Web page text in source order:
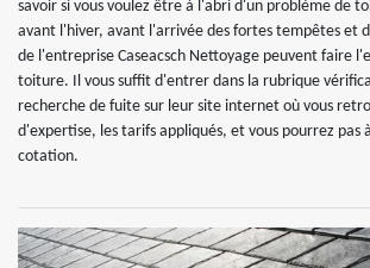
savoir si vous voulez être à l'abri d'un problème de
avant l'hiver, avant l'arrivée des fortes tempêtes et
de l'entreprise Caseacsch Nettoyage peuvent faire
toiture. Il vous suffit d'entrer dans la rubrique
recherche de fuite sur leur site internet où vous
d'expertise, les tarifs appliqués, et vous pourrez pas
cotation.